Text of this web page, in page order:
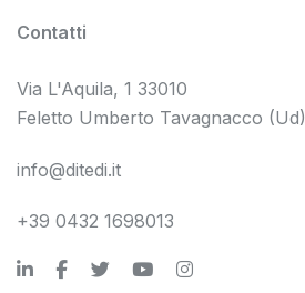
Contatti
Via L'Aquila, 1 33010
Feletto Umberto Tavagnacco (Ud)
info@ditedi.it
+39 0432 1698013